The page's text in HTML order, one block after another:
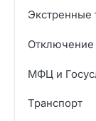
Экстренные
Отключение
МФЦ и
Транспорт